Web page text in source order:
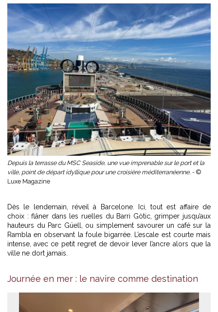
Depuis la terrasse du MSC Seaside, une vue imprenable sur le port et la
ville, point de départ idyllique pour une croisière méditerranéenne. - ©
Luxe Magazine
Dès le lendemain, réveil à Barcelone. Ici, tout est affaire de
choix : flâner dans les ruelles du Barri Gòtic, grimper jusqu’aux
hauteurs du Parc Güell, ou simplement savourer un café sur la
Rambla en observant la foule bigarrée. L’escale est courte mais
intense, avec ce petit regret de devoir lever l’ancre alors que la
ville ne dort jamais.
Journée en mer : le navire comme destination
Méditerranée. -© MSC